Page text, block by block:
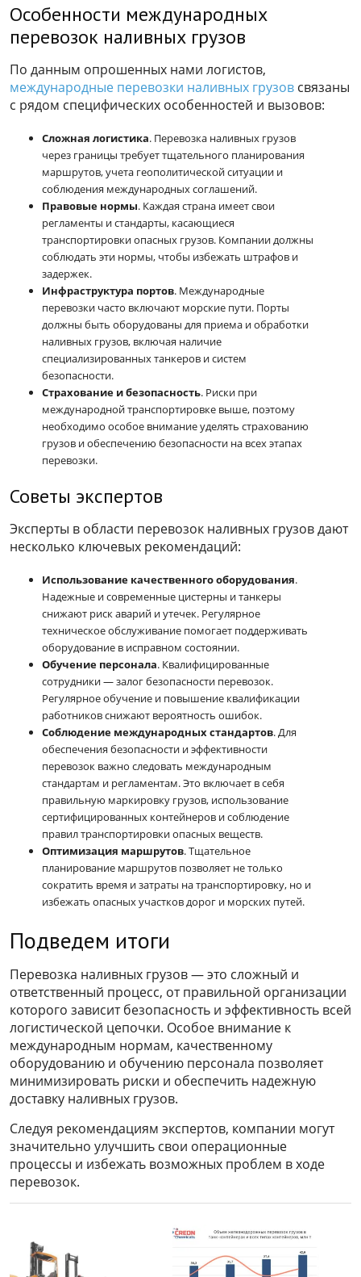
Особенности международных
перевозок наливных грузов
По данным опрошенных нами логистов,
международные перевозки наливных грузов связаны
с рядом специфических особенностей и вызовов:
Сложная логистика. Перевозка наливных грузов
через границы требует тщательного планирования
маршрутов, учета геополитической ситуации и
соблюдения международных соглашений.
Правовые нормы. Каждая страна имеет свои
регламенты и стандарты, касающиеся
транспортировки опасных грузов. Компании должны
соблюдать эти нормы, чтобы избежать штрафов и
задержек.
Инфраструктура портов. Международные
перевозки часто включают морские пути. Порты
должны быть оборудованы для приема и обработки
наливных грузов, включая наличие
специализированных танкеров и систем
безопасности.
Страхование и безопасность. Риски при
международной транспортировке выше, поэтому
необходимо особое внимание уделять страхованию
грузов и обеспечению безопасности на всех этапах
перевозки.
Советы экспертов
Эксперты в области перевозок наливных грузов дают
несколько ключевых рекомендаций:
Использование качественного оборудования.
Надежные и современные цистерны и танкеры
снижают риск аварий и утечек. Регулярное
техническое обслуживание помогает поддерживать
оборудование в исправном состоянии.
Обучение персонала. Квалифицированные
сотрудники — залог безопасности перевозок.
Регулярное обучение и повышение квалификации
работников снижают вероятность ошибок.
Соблюдение международных стандартов. Для
обеспечения безопасности и эффективности
перевозок важно следовать международным
стандартам и регламентам. Это включает в себя
правильную маркировку грузов, использование
сертифицированных контейнеров и соблюдение
правил транспортировки опасных веществ.
Оптимизация маршрутов. Тщательное
планирование маршрутов позволяет не только
сократить время и затраты на транспортировку, но и
избежать опасных участков дорог и морских путей.
Подведем итоги
Перевозка наливных грузов — это сложный и
ответственный процесс, от правильной организации
которого зависит безопасность и эффективность всей
логистической цепочки. Особое внимание к
международным нормам, качественному
оборудованию и обучению персонала позволяет
минимизировать риски и обеспечить надежную
доставку наливных грузов.
Следуя рекомендациям экспертов, компании могут
значительно улучшить свои операционные
процессы и избежать возможных проблем в ходе
перевозок.